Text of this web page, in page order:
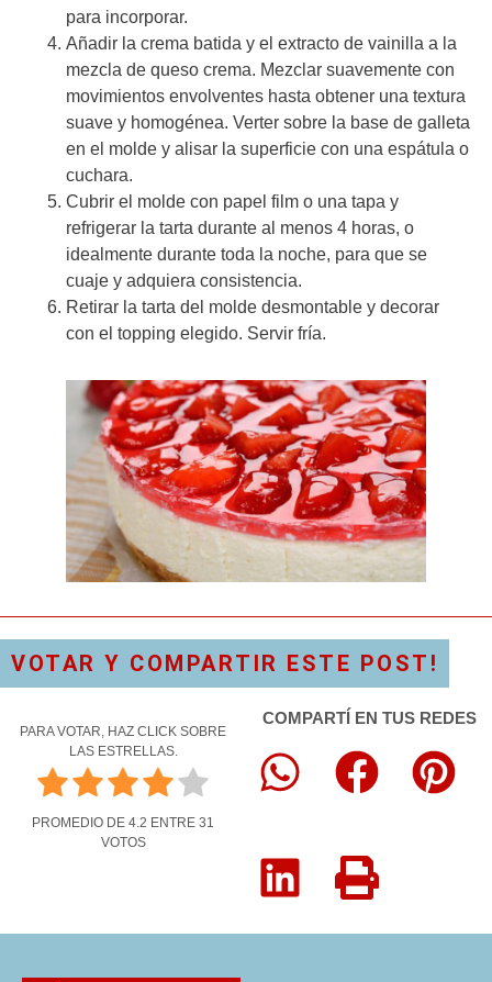
para incorporar.
Añadir la crema batida y el extracto de vainilla a la
mezcla de queso crema. Mezclar suavemente con
movimientos envolventes hasta obtener una textura
suave y homogénea. Verter sobre la base de galleta
en el molde y alisar la superficie con una espátula o
cuchara.
Cubrir el molde con papel film o una tapa y
refrigerar la tarta durante al menos 4 horas, o
idealmente durante toda la noche, para que se
cuaje y adquiera consistencia.
Retirar la tarta del molde desmontable y decorar
con el topping elegido. Servir fría.
VOTAR Y COMPARTIR ESTE POST!
PARA VOTAR, HAZ CLICK SOBRE
LAS ESTRELLAS.
PROMEDIO DE 4.2 ENTRE 31
VOTOS
COMPARTÍ EN TUS REDES